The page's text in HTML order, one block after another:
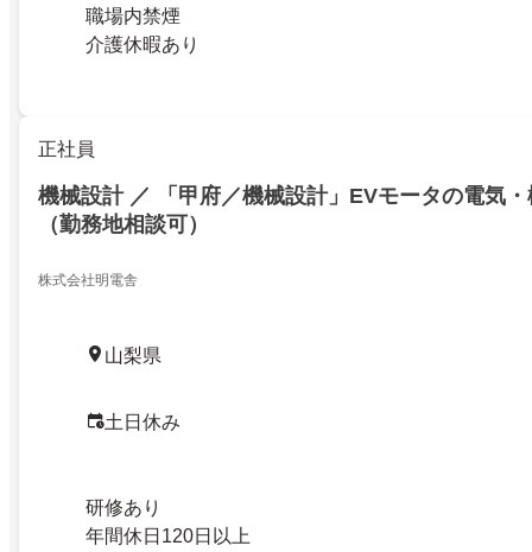
職場内禁煙
介護休暇あり
正社員
機械設計 ／ 「甲府／機械設計」EVモータの電気
（勤務地相談可）
株式会社明電舎
山梨県
土日休み
研修あり
年間休日120日以上